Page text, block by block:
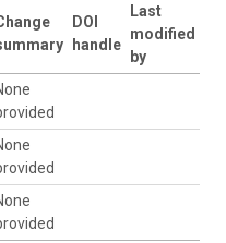
DOI
handle
Last
modified
by